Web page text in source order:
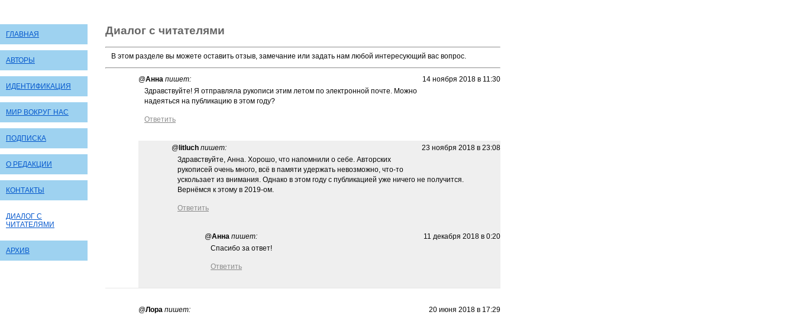
ГЛАВНАЯ
АВТОРЫ
ИДЕНТИФИКАЦИЯ
МИР ВОКРУГ НАС
ПОДПИСКА
О РЕДАКЦИИ
КОНТАКТЫ
ДИАЛОГ С
ЧИТАТЕЛЯМИ
АРХИВ
Диалог с читателями
В этом разделе вы можете оставить отзыв, замечание или задать нам любой интересующий вас вопрос.
14 ноября 2018 в 11:30
@Анна пишет:
Здравствуйте! Я отправляла рукописи этим летом по электронной почте. Можно
надеяться на публикацию в этом году?
Ответить
23 ноября 2018 в 23:08
@ litluch пишет:
Здравствуйте, Анна. Хорошо, что напомнили о себе. Авторских
рукописей очень много, всё в памяти удержать невозможно, что-то
ускользает из внимания. Однако в этом году с публикацией уже ничего не получится.
Вернёмся к этому в 2019-ом.
Ответить
11 декабря 2018 в 0:20
@Анна пишет:
Спасибо за ответ!
Ответить
20 июня 2018 в 17:29
@Лора пишет: